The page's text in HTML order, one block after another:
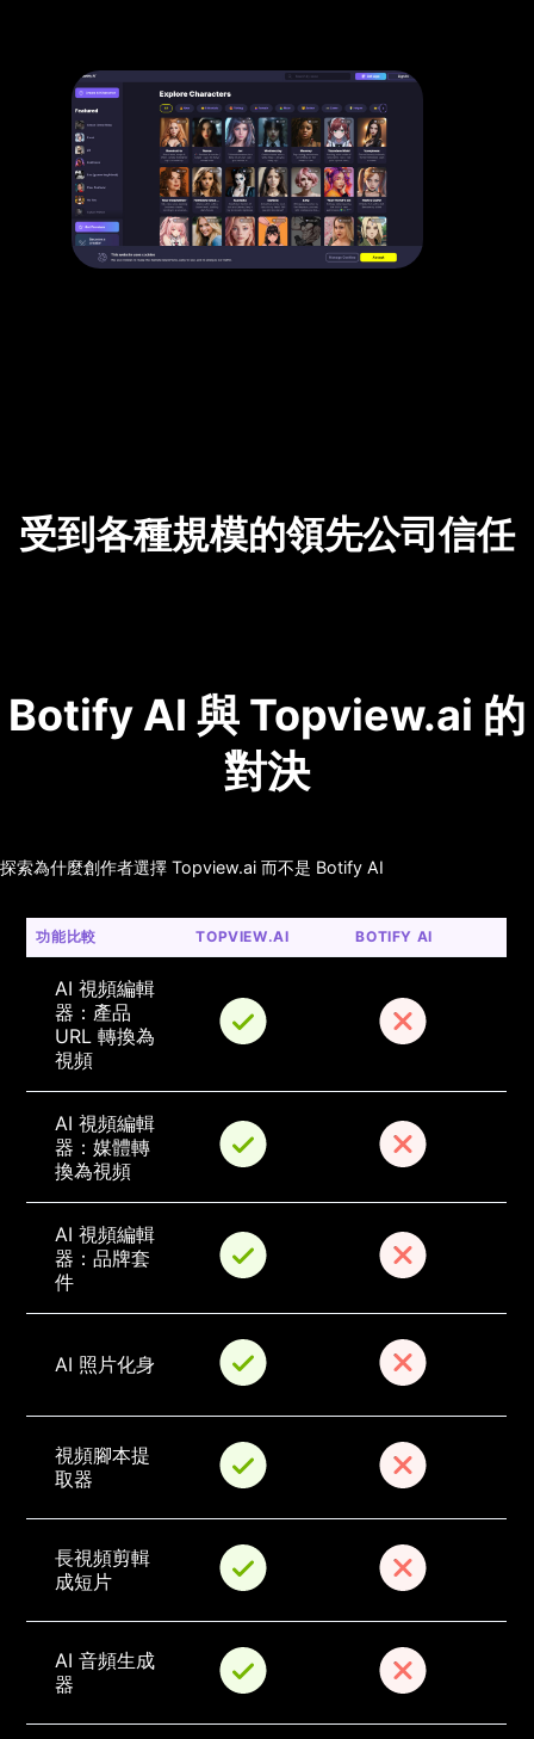
受到各種規模的領先公司信任
Botify AI 與 Topview.ai 的
對決
探索為什麼創作者選擇 Topview.ai 而不是 Botify AI
功能比較 TOPVIEW.AI BOTIFY AI
AI 視頻編輯
器：產品
URL 轉換為
視頻
AI 視頻編輯
器：媒體轉
換為視頻
AI 視頻編輯
器：品牌套
件
AI 照片化身
視頻腳本提
取器
長視頻剪輯
成短片
AI 音頻生成
器